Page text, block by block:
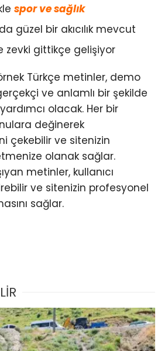
spor ve sağlık
güzel bir akıcılık mevcut
zevki gittikçe gelişiyor
Türkçe metinler, demo
ve anlamlı bir şekilde
olacak. Her bir
değinerek
çekebilir ve sitenizin
olanak sağlar.
metinler, kullanıcı
ve sitenizin profesyonel
sağlar.